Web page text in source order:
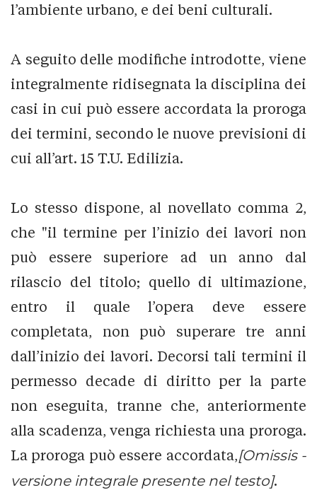
l’ambiente urbano, e dei beni culturali.
A seguito delle modifiche introdotte, viene
integralmente ridisegnata la disciplina dei
casi in cui può essere accordata la proroga
dei termini, secondo le nuove previsioni di
cui all’art. 15 T.U. Edilizia.
Lo stesso dispone, al novellato comma 2,
che "il termine per l’inizio dei lavori non
può essere superiore ad un anno dal
rilascio del titolo; quello di ultimazione,
entro il quale l’opera deve essere
completata, non può superare tre anni
dall’inizio dei lavori. Decorsi tali termini il
permesso decade di diritto per la parte
non eseguita, tranne che, anteriormente
alla scadenza, venga richiesta una proroga.
La proroga può essere accordata, [Omissis -
versione integrale presente nel testo].